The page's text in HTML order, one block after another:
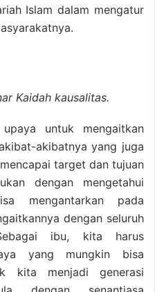
Islam dalam mengatur
Kaidah kausalitas.
untuk mengaitkan
akibatnya yang juga
target dan tujuan
dengan mengetahui
mengantarkan pada
dengan seluruh
ibu, kita harus
yang mungkin bisa
kita menjadi generasi